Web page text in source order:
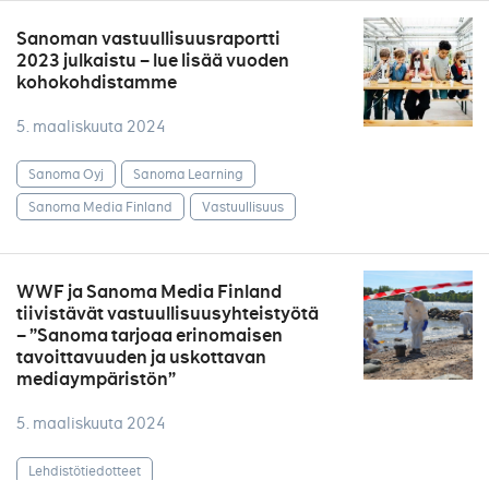
Sanoman vastuullisuusraportti
2023 julkaistu – lue lisää vuoden
kohokohdistamme
5. maaliskuuta 2024
Sanoma Oyj
Sanoma Learning
Sanoma Media Finland
Vastuullisuus
WWF ja Sanoma Media Finland
tiivistävät vastuullisuusyhteistyötä
– ”Sanoma tarjoaa erinomaisen
tavoittavuuden ja uskottavan
mediaympäristön”
5. maaliskuuta 2024
Lehdistötiedotteet